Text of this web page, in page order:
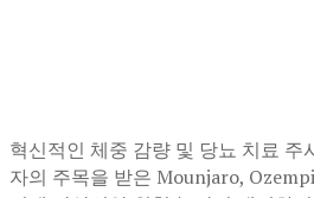
혁신적인 체중 감량 및 당뇨 치료 주
자의 주목을 받은 Mounjaro,